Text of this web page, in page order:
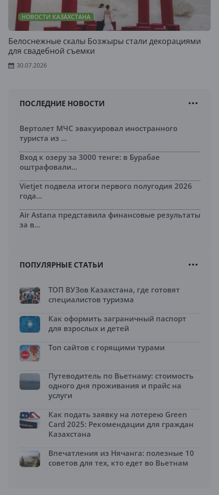
НОВОСТИ КАЗАХСТАНА
Белоснежные скалы Бозжыры стали декорациями
для свадебной съемки
30.07.2026
ПОСЛЕДНИЕ НОВОСТИ
Вертолет МЧС эвакуировал иностранного
туриста из ...
Вход к озеру за 3000 тенге: в Бурабае
оштрафовали...
Vietjet подвела итоги первого полугодия 2026
года...
Air Astana представила финансовые результаты
за в...
ПОПУЛЯРНЫЕ СТАТЬИ
ТОП ВУЗов Казахстана, где готовят
специалистов туризма
Как оформить заграничный паспорт
для взрослых и детей
Топ сайтов с горящими турами
Путеводитель по Вьетнаму: стоимость
одного дня проживания и прайс на
услуги
Как подать заявку на лотерею Green
Card 2025: Рекомендации для граждан
Казахстана
Впечатления из Нячанга: полезные 10
советов для тех, кто едет во Вьетнам